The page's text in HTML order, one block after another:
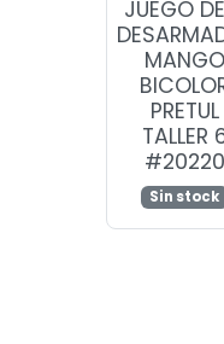
JUEGO
MANGO
PRETUL
TALLER
#20220
Sin stock